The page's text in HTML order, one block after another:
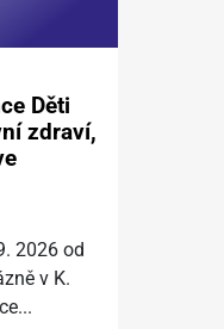
Děti
zdraví,
2026 od
v K.
...